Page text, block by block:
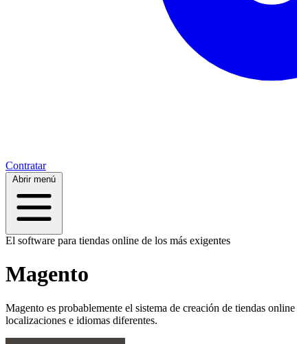
Contratar
Abrir menú
El software para tiendas online de los más exigentes
Magento
Magento es probablemente el sistema de creación de tiendas
localizaciones e idiomas diferentes.